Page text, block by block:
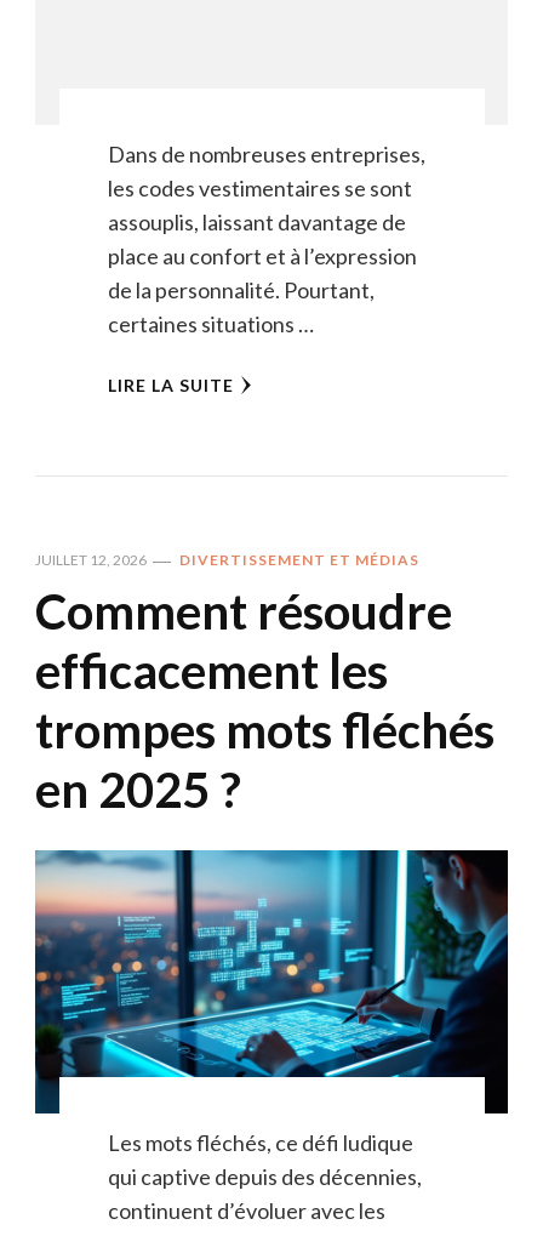
Dans de nombreuses entreprises,
les codes vestimentaires se sont
assouplis, laissant davantage de
place au confort et à l’expression
de la personnalité. Pourtant,
certaines situations …
LIRE LA SUITE
JUILLET 12, 2026 DIVERTISSEMENT ET MÉDIAS
Comment résoudre
efficacement les
trompes mots fléchés
en 2025 ?
Les mots fléchés, ce défi ludique
qui captive depuis des décennies,
continuent d’évoluer avec les